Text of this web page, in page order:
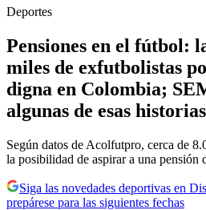
Deportes
Pensiones en el fútbol:
miles de exfutbolistas
digna en Colombia;
algunas de esas historias
Según datos de Acolfutpro, cerca de
la posibilidad de aspirar a una pensión
Siga las novedades deportivas en
prepárese para las siguientes fechas